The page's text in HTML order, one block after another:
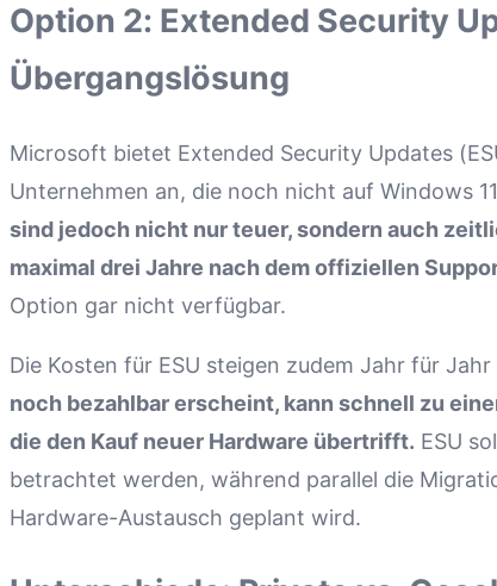
Option 2: Extended Security
Übergangslösung
Microsoft bietet Extended Security Updates
Unternehmen an, die noch nicht auf Windows
sind jedoch nicht nur teuer, sondern auch
maximal drei Jahre nach dem offiziellen
Option gar nicht verfügbar.
Die Kosten für ESU steigen zudem Jahr für
noch bezahlbar erscheint, kann schnell zu
die den Kauf neuer Hardware übertrifft. ESU
betrachtet werden, während parallel die
Hardware-Austausch geplant wird.